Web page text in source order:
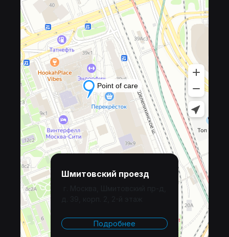
Шмитовский проезд
Подробнее